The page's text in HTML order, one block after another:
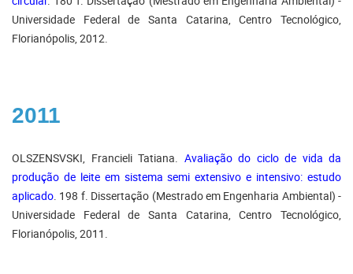
Universidade Federal de Santa Catarina, Centro Tecnológico,
Florianópolis, 2012.
2011
OLSZENSVSKI, Francieli Tatiana. Avaliação do ciclo de vida da
produção de leite em sistema semi extensivo e intensivo: estudo
aplicado. 198 f. Dissertação (Mestrado em Engenharia Ambiental) -
Universidade Federal de Santa Catarina, Centro Tecnológico,
Florianópolis, 2011.